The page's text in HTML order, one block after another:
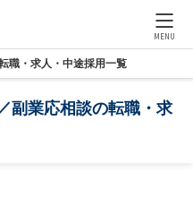
MENU
職・求人・中途採用一覧
副業応相談の転職・求